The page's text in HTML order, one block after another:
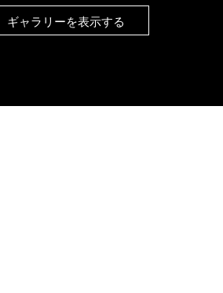
ギャラリーを表示する